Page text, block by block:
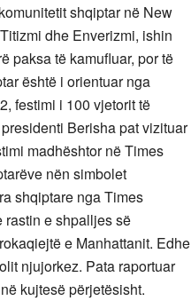
shqiptar në New
dhe Enverizmi, ishin
paksa të kamufluar, por të
është i orientuar nga
festimi i 100 vjetorit të
Berisha pat vizituar
madhështor në Times
nën simbolet
shqiptare nga Times
rastin e shpalljes së
e Manhattanit. Edhe
njujorkez. Pata raportuar
kujtesë përjetësisht.